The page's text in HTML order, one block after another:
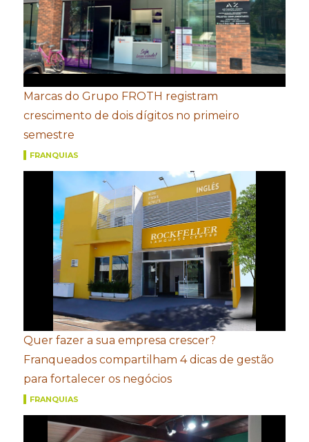
Marcas do Grupo FROTH registram
crescimento de dois dígitos no primeiro
semestre
FRANQUIAS
Quer fazer a sua empresa crescer?
Franqueados compartilham 4 dicas de gestão
para fortalecer os negócios
FRANQUIAS